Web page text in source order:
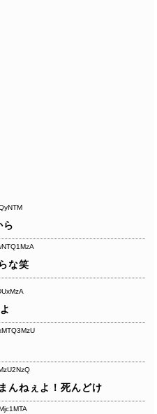
ら
な笑
んねぇよ！死んどけ